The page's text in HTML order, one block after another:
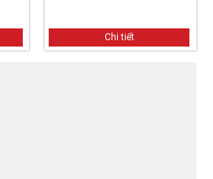
Chi tiết